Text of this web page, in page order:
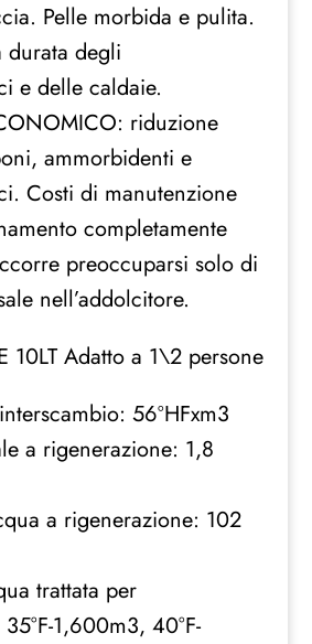
Pelle morbida e pulita.
durata degli
e delle caldaie.
riduzione
ammorbidenti e
Costi di manutenzione
completamente
preoccuparsi solo di
nell’addolcitore.
10LT Adatto a 1\2 persone
56ºHFxm3
a rigenerazione: 1,8
a rigenerazione: 102
trattata per
1,600m3, 40°F-